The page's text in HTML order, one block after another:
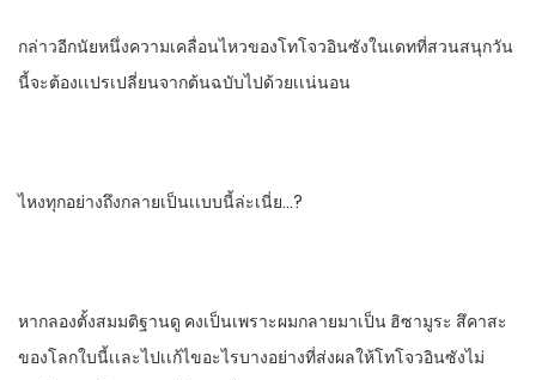
กล่าวอีกนัยหนึ่ง​​ความเคลื่อนไหวของโทโจวอินซัง​ในเดท​ที่สวนสนุกวัน
นี้​จะต้องเเปรเปลี่ยนจากต้นฉบับไปด้วยเเน่นอน
ไหงทุกอย่างถึงกลายเป็นเเบบนี้ล่ะเนี่ย…?
หากลองตั้งสมมติฐาน​ดู​ คงเป็นเพราะผมกลายมาเป็น​ ฮิซามูระ​ สึคาสะ​
ของโลกใบนี้เเละไปเเก้ไขอะไรบางอย่างที่ส่งผลให้โทโจวอินซังไม่